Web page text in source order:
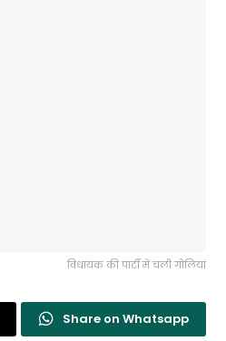
विधायक की पार्टी में चली गोलियां
Share on Whatsapp